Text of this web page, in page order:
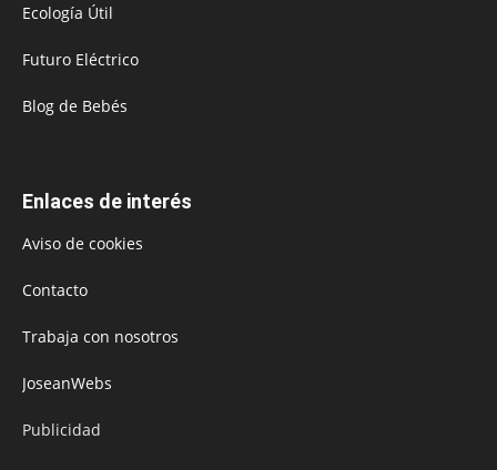
Ecología Útil
Futuro Eléctrico
Blog de Bebés
Enlaces de interés
Aviso de cookies
Contacto
Trabaja con nosotros
JoseanWebs
Publicidad